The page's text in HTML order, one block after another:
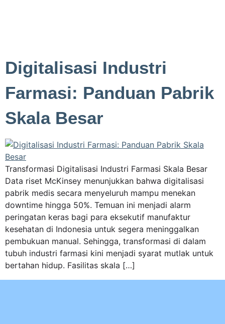
Digitalisasi Industri
Farmasi: Panduan Pabrik
Skala Besar
Transformasi Digitalisasi Industri Farmasi Skala Besar
Data riset McKinsey menunjukkan bahwa digitalisasi
pabrik medis secara menyeluruh mampu menekan
downtime hingga 50%. Temuan ini menjadi alarm
peringatan keras bagi para eksekutif manufaktur
kesehatan di Indonesia untuk segera meninggalkan
pembukuan manual. Sehingga, transformasi di dalam
tubuh industri farmasi kini menjadi syarat mutlak untuk
bertahan hidup. Fasilitas skala […]